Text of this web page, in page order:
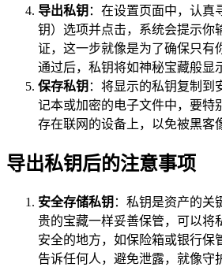
导出私钥 ：在设置页面中，认真
钥）选项并点击，系统会提示你
证，这一步就像是为了确保只有
通过后，私钥将如神秘宝藏般显
保存私钥 ：将显示的私钥复制到
记本或加密的电子文件中，要特
存在联网的设备上，以免被黑客
导出私钥后的注意事项
安全存储私钥 ：私钥是资产的关
贵的宝藏一样妥善保管，可以将
安全的地方，如保险箱或银行保
告诉任何人，避免泄露，就像守